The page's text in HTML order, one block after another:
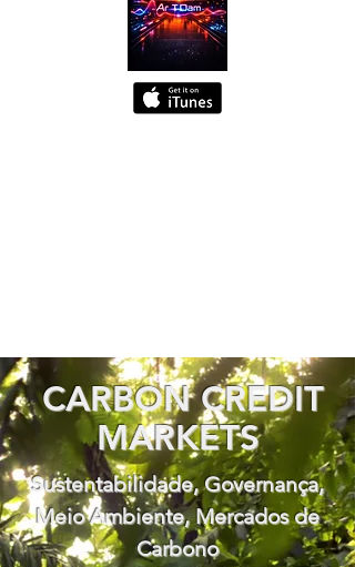
CARBON CREDIT
MARKETS
Sustentabilidade, Governança,
Meio Ambiente, Mercados de
Carbono